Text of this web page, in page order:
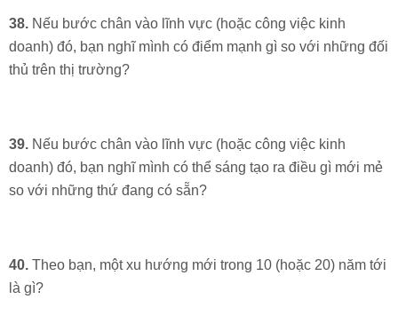
38. Nếu bước chân vào lĩnh vực (hoặc công việc kinh
doanh) đó, bạn nghĩ mình có điểm mạnh gì so với những đối
thủ trên thị trường?
39. Nếu bước chân vào lĩnh vực (hoặc công việc kinh
doanh) đó, bạn nghĩ mình có thể sáng tạo ra điều gì mới mẻ
so với những thứ đang có sẵn?
40. Theo bạn, một xu hướng mới trong 10 (hoặc 20) năm tới
là gì?